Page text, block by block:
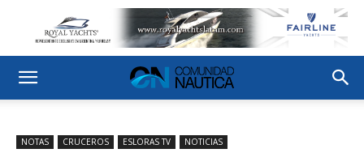
NOTAS CRUCEROS ESLORAS TV NOTICIAS